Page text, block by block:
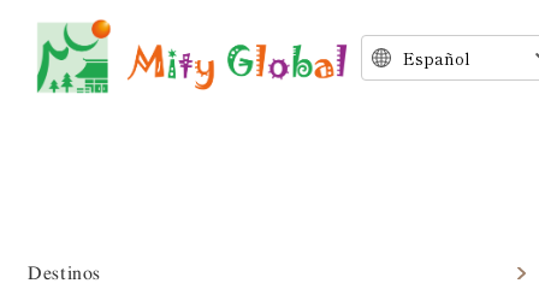
Destinos